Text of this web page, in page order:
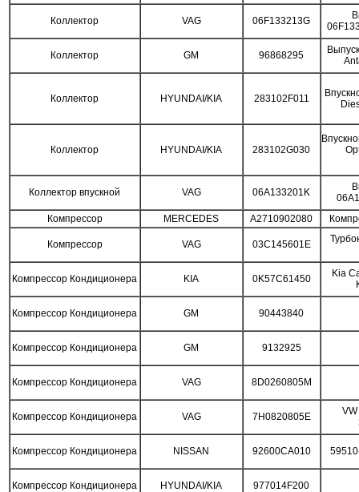
Коллектор VAG 06F133213G
Коллектор GM 96868295
Коллектор HYUNDAI/KIA 283102F011
Коллектор HYUNDAI/KIA 283102G030
Коллектор впускной VAG 06A133201K
Компрессор
MERCEDES A2710902080
Компрессор VAG 03C145601E
Компрессор Кондиционера KIA 0K57C61450
Kia
Компрессор Кондиционера GM 90443840
Компрессор Кондиционера GM 9132925
Компрессор Кондиционера VAG 8D0260805M
Компрессор Кондиционера VAG 7H0820805E
Компрессор Кондиционера NISSAN 92600CA010
Компрессор Кондиционера HYUNDAI/KIA 977014F200